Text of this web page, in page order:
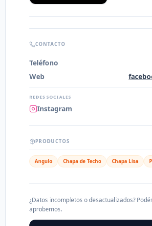
CONTACTO
Teléfono
Web
REDES SOCIALES
Instagram
PRODUCTOS
Angulo Chapa de Techo Chapa Lisa
¿Datos incompletos o desactualizados?
aprobemos.